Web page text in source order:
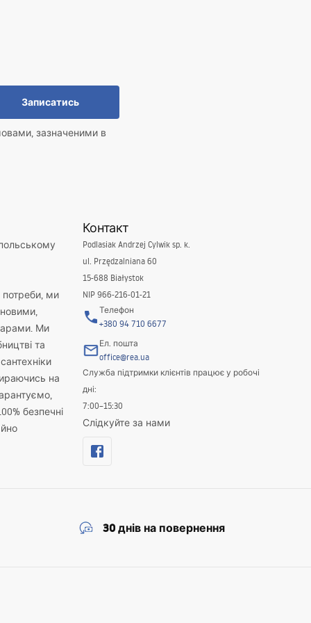
Записатись
зазначеними в
потреби, ми
Ми
та
на
безпечні
Контакт
Podlasiak Andrzej Cylwik sp. k.
ul. Przędzalniana 60
15-688 Białystok
NIP 966-216-01-21
Телефон
+380 94 710 6677
Ел. пошта
office@rea.ua
Служба підтримки клієнтів працює у робочі
дні:
7:00–15:30
Слідкуйте за нами
30 днів на повернення